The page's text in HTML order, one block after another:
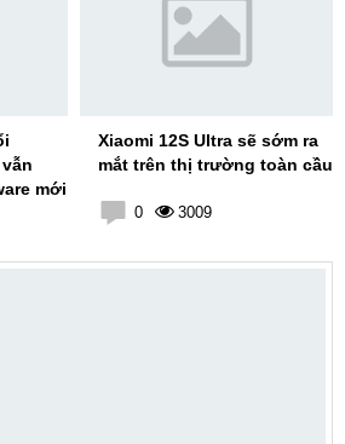
mới
Xiaomi 12S Ultra sẽ sớm ra
mắt trên thị trường toàn cầu
0 3009